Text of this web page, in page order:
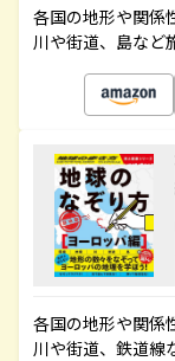
各国の地形や関係
川や街道、島など
各国の地形や関係
川や街道、鉄道線